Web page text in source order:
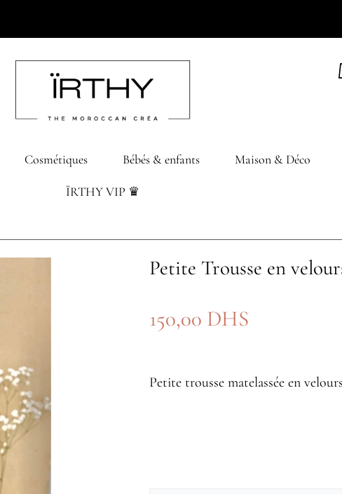
Cosmétiques Bébés & enfants Maison & Déco
ÏRTHY VIP ♛
Petite Trousse en
150,00 DHS
Petite trousse matelassée en velours